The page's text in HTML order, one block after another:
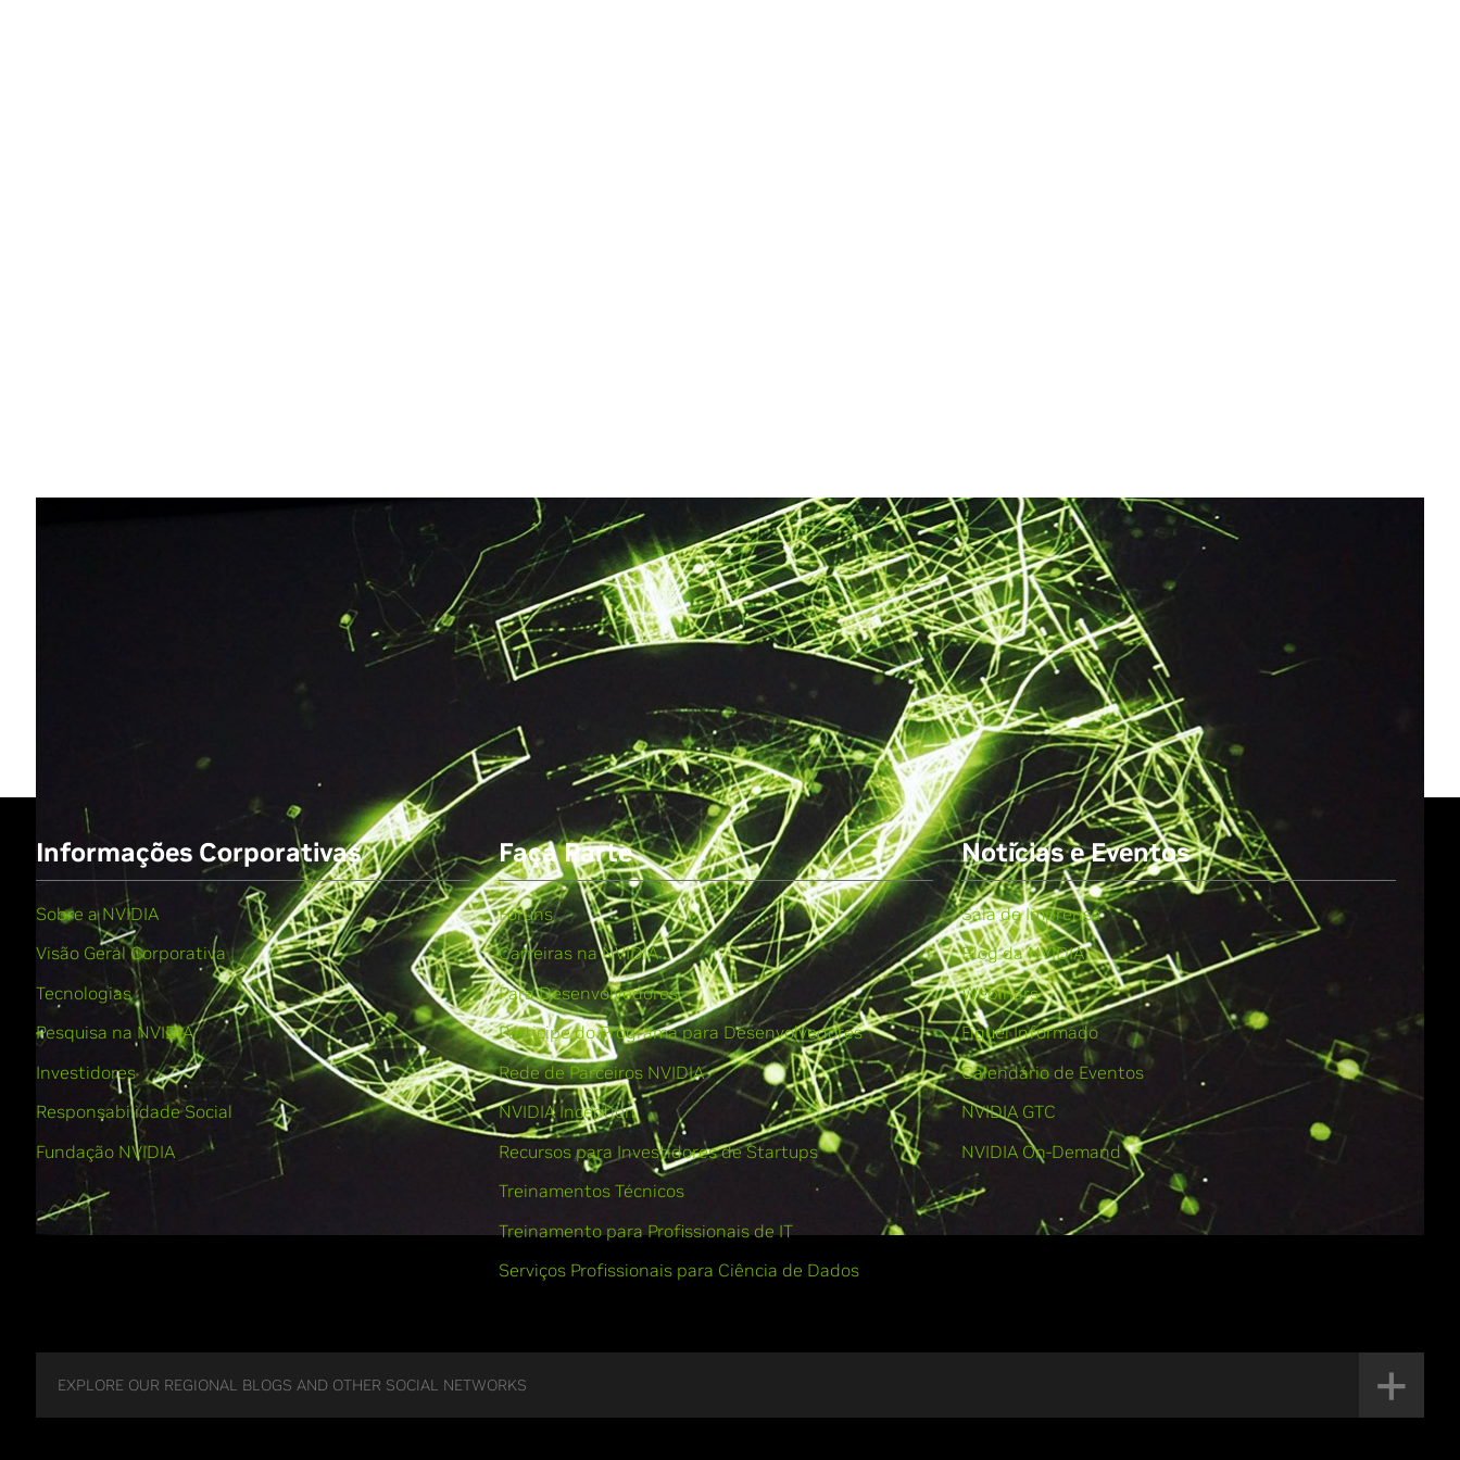
All NVIDIA News
Informações Corporativas
Sobre a NVIDIA
Visão Geral Corporativa
Tecnologias
Pesquisa na NVIDIA
Investidores
Responsabilidade Social
Fundação NVIDIA
Faça Parte
Fóruns
Carreiras na NVIDIA
Para Desenvolvedores
Participe do Programa para Desenvolvedores
Rede de Parceiros NVIDIA
NVIDIA Inception
Recursos para Investidores de Startups
Treinamentos Técnicos
Treinamento para Profissionais de IT
Serviços Profissionais para Ciência de Dados
Notícias e Eventos
Sala de Imprensa
Blog da NVIDIA
Webinars
Fiquei Informado
Calendário de Eventos
NVIDIA GTC
NVIDIA On-Demand
EXPLORE OUR REGIONAL BLOGS AND OTHER SOCIAL NETWORKS